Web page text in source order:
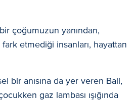
çoğumuzun yanından,
etmediği insanları, hayattan
bir anısına da yer veren Bali,
gaz lambası ışığında